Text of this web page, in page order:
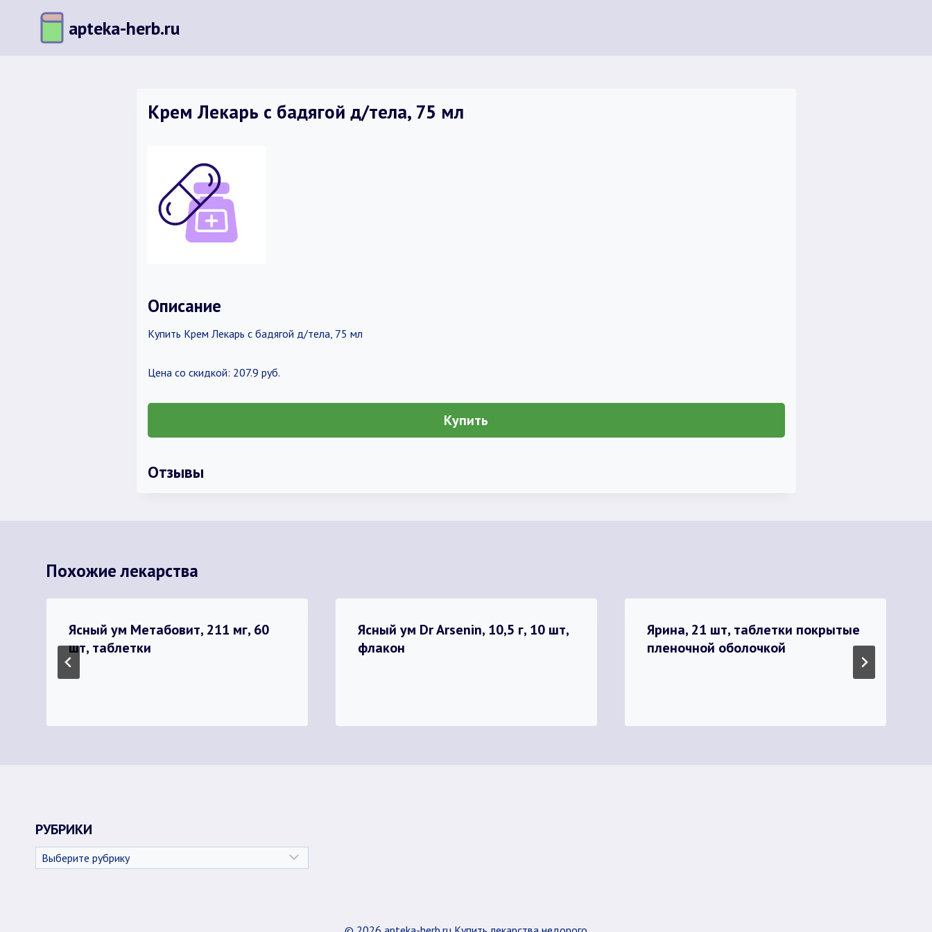
содержимому
apteka-herb.ru
Крем Лекарь с бадягой д/тела, 75 мл
Описание
Купить Крем Лекарь с бадягой д/тела, 75 мл
Цена со скидкой: 207.9 руб.
Купить
Отзывы
Похожие лекарства
Ясный ум Метабовит, 211 мг, 60
шт, таблетки
Ясный ум Dr Arsenin, 10,5 г, 10 шт,
флакон
Ярина, 21 шт, таблетки покрытые
пленочной оболочкой
РУБРИКИ
Рубрики